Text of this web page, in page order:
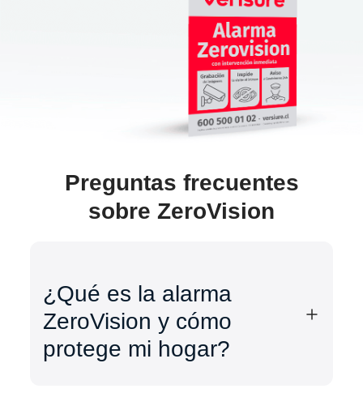
Preguntas frecuentes
sobre ZeroVision
¿Qué es la alarma
ZeroVision y cómo
protege mi hogar?